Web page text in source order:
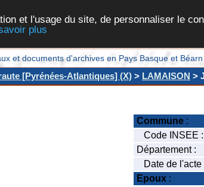
et l'usage du site, de personnaliser le
plus
et documents d'archives en Pays Basque et Béarn
[Pyrénées-Atlantiques] (X) > LAMAISON >
Commune :
Code INSEE :
Département :
Date de l'acte
Epoux :